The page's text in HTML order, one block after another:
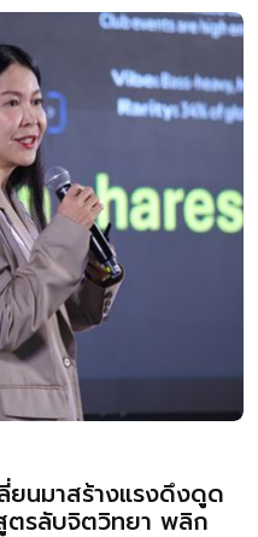
ยนมาสร้างแรงดึงดูด
สูตรลับจิตวิทยา พลิก